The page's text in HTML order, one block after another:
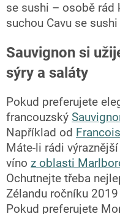
se sushi – osobě
suchou Cavu se
Sauvignon si
sýry a saláty
Pokud preferujete
francouzský
Například od
Máte-li rádi
víno z oblasti
Ochutnejte třeba
Zélandu ročníku
Pokud preferujete